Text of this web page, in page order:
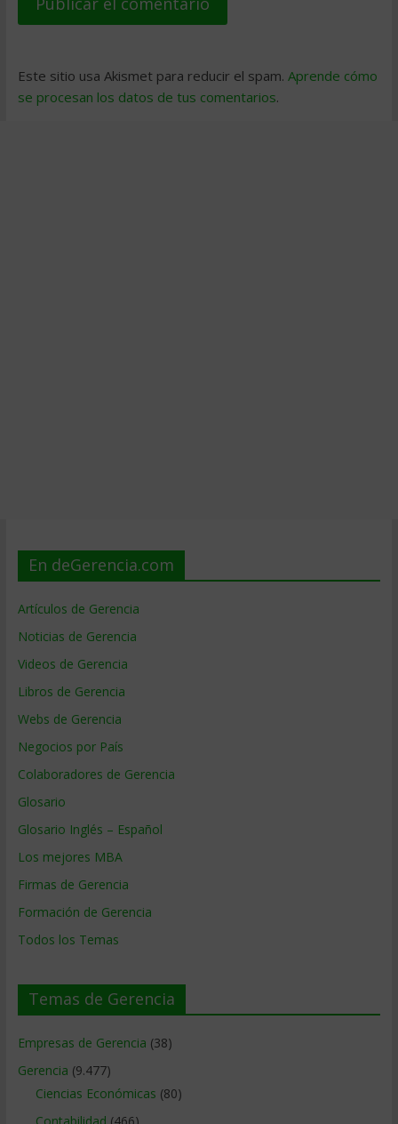
Este sitio usa Akismet para reducir el spam. Aprende cómo
se procesan los datos de tus comentarios.
En deGerencia.com
Artículos de Gerencia
Noticias de Gerencia
Videos de Gerencia
Libros de Gerencia
Webs de Gerencia
Negocios por País
Colaboradores de Gerencia
Glosario
Glosario Inglés – Español
Los mejores MBA
Firmas de Gerencia
Formación de Gerencia
Todos los Temas
Temas de Gerencia
Empresas de Gerencia (38)
Gerencia (9.477)
Ciencias Económicas (80)